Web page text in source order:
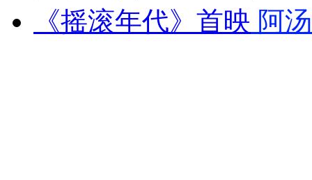
无痛分娩是否安全 医生回应
《摇滚年代》首映 阿